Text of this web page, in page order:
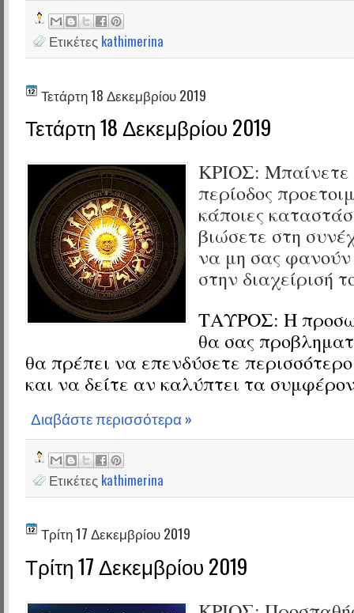
Ετικέτες kathimerina
Τετάρτη 18 Δεκεμβρίου 2019
Τετάρτη 18 Δεκεμβρίου 2019
ΚΡΙΟΣ: Μπαίνετε
περίοδος
κάποιες
βιώσετε στη
να μη σας φανούν
στην διαχείρισή
ΤΑΥΡΟΣ: Η
θα σας
θα πρέπει να επενδύσετε
και να δείτε αν καλύπτει τα
Διαβάστε περισσότερα »
Ετικέτες kathimerina
Τρίτη 17 Δεκεμβρίου 2019
Τρίτη 17 Δεκεμβρίου 2019